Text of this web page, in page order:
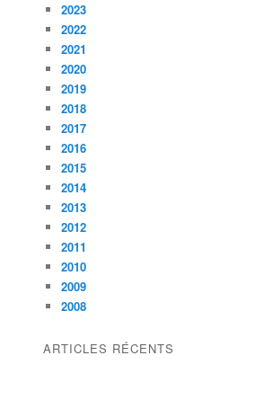
2023
2022
2021
2020
2019
2018
2017
2016
2015
2014
2013
2012
2011
2010
2009
2008
ARTICLES RÉCENTS